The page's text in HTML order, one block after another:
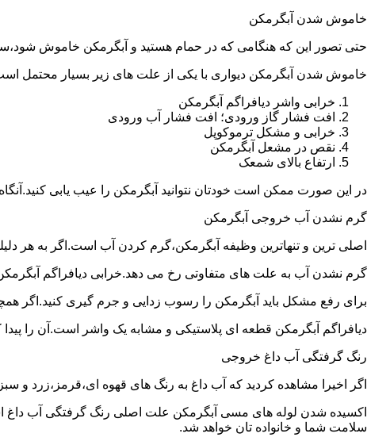
خاموش شدن آبگرمکن
حتی تصور این که هنگامی که در حمام هستید و آبگرمکن خاموش
خاموش شدن آبگرمکن دیواری با یکی از علت های زیر بسیار محتمل
خرابی واشر دیافراگم آبگرمکن
افت فشار گاز ورودی؛ افت فشار آب ورودی
خرابی و مشکل ترموکوپل
نقص در مشعل آبگرمکن
ارتفاع بالای شمعک
در این صورت ممکن است خودتان نتوانید آبگرمکن را عیب یابی
گرم نشدن آب خروجی آبگرمکن
اصلی ترین و تنهاترین وظیفه آبگرمکن،گرم کردن آب است.اگر به هر
گرم نشدن آب به علت های متفاوتی رخ می دهد.خرابی دیافراگم
برای رفع مشکل باید آبگرمکن را رسوب زدایی و جرم گیری کنید.اگر
دیافراگم آبگرمکن قطعه ای پلاستیکی و مشابه یک واشر است.آن را پیدا
رنگ گرفتگی آب داغ خروجی
اگر اخیرا مشاهده کردید که آب داغ به رنگ های قهوه ای،قرمز،زرد
اکسیده شدن لوله های مسی آبگرمکن علت اصلی رنگ گرفتگی آب داغ
سلامت شما و خانواده تان خواهد شد.